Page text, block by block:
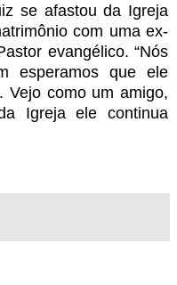
se afastou da Igreja
com uma ex-
evangélico. “Nós
esperamos que ele
Vejo como um amigo,
Igreja ele continua